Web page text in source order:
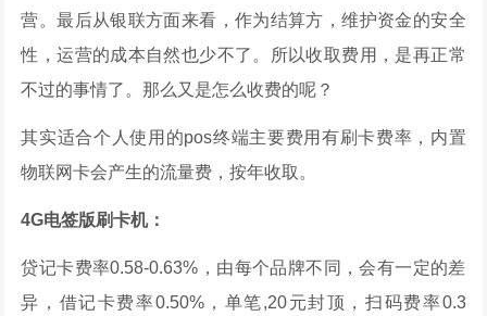
营。最后从银联方面来看，作为结算方，维护资金的安全
性，运营的成本自然也少不了。所以收取费用，是再正常
不过的事情了。那么又是怎么收费的呢？
其实适合个人使用的pos终端主要费用有刷卡费率，内置
物联网卡会产生的流量费，按年收取。
4G电签版刷卡机：
贷记卡费率0.58-0.63%，由每个品牌不同，会有一定的差
异，借记卡费率0.50%，单笔,20元封顶，扫码费率0.3